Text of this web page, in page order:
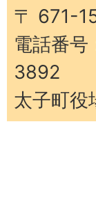
町
〒 671-
電話番
3892
太子町役